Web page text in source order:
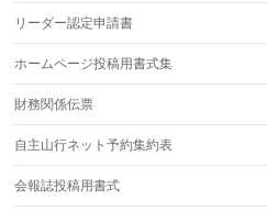
リーダー認定申請書
ホームページ投稿用書式集
財務関係伝票
自主山行ネット予約集約表
会報誌投稿用書式